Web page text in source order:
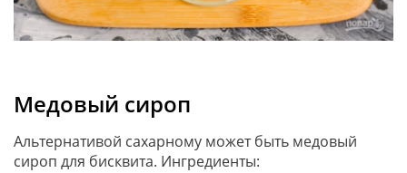
Медовый сироп
Альтернативой сахарному может быть медовый
сироп для бисквита. Ингредиенты: